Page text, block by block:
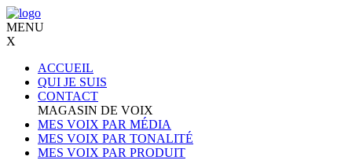
MENU
X
ACCUEIL
QUI JE SUIS
CONTACT
MAGASIN DE VOIX
MES VOIX PAR MÉDIA
MES VOIX PAR TONALITÉ
MES VOIX PAR PRODUIT